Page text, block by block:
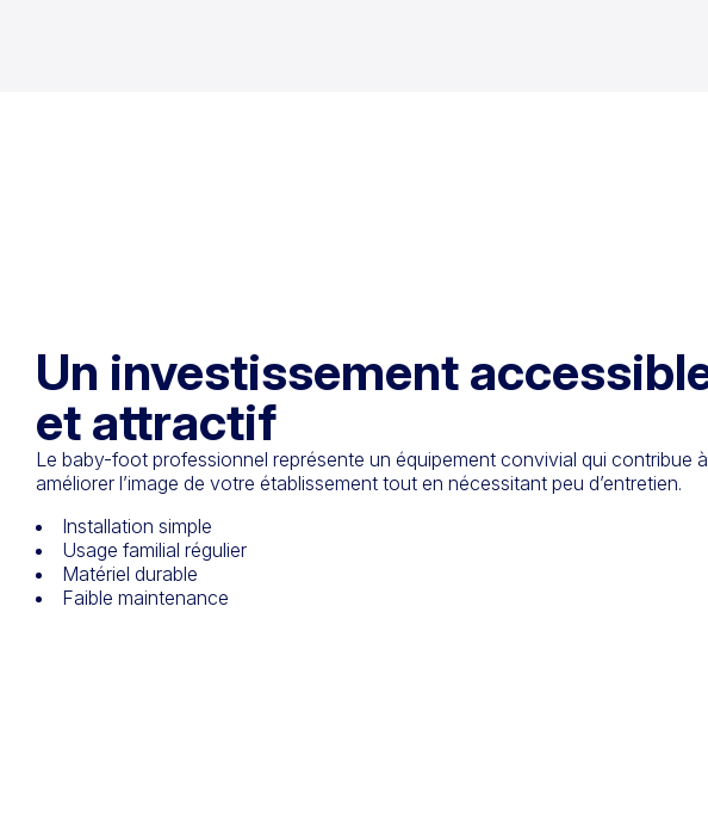
Un investissement
et attractif
Le baby-foot professionnel représente un équipement convivial qui contribue à
améliorer l’image de votre établissement tout en nécessitant peu d’entretien.
Installation simple
Usage familial régulier
Matériel durable
Faible maintenance